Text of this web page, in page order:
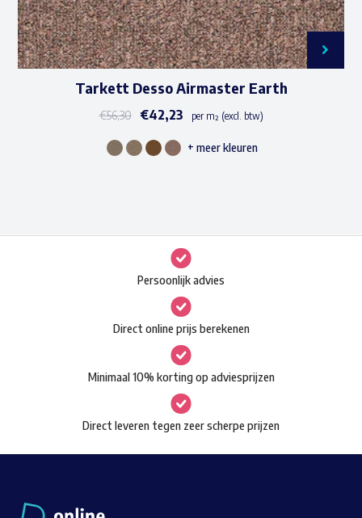
Tarkett Desso Airmaster Earth
€56,30 €42,23 per m² (excl. btw)
Dit
variaties.
Deze
optie
kan
gekozen
worden
op
de
productpagina
+ meer kleuren
Persoonlijk advies
Direct online prijs berekenen
Minimaal 10% korting op adviesprijzen
Direct leveren tegen zeer scherpe prijzen